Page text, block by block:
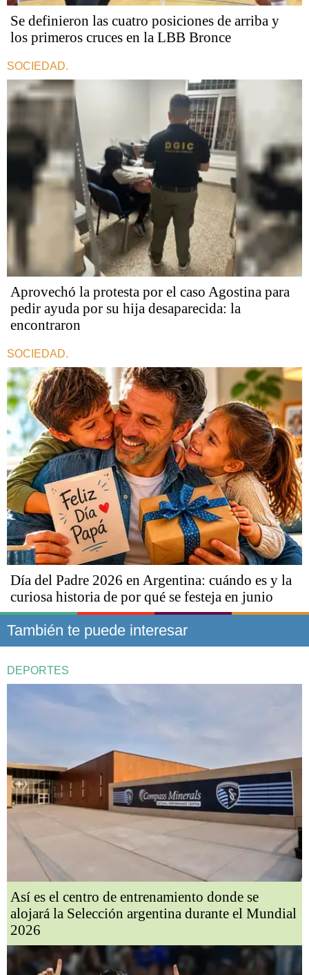
Se definieron las cuatro posiciones de arriba y
los primeros cruces en la LBB Bronce
SOCIEDAD.
Aprovechó la protesta por el caso Agostina para
pedir ayuda por su hija desaparecida: la
encontraron
SOCIEDAD.
Día del Padre 2026 en Argentina: cuándo es y la
curiosa historia de por qué se festeja en junio
También te puede interesar
DEPORTES
Así es el centro de entrenamiento donde se
alojará la Selección argentina durante el Mundial
2026